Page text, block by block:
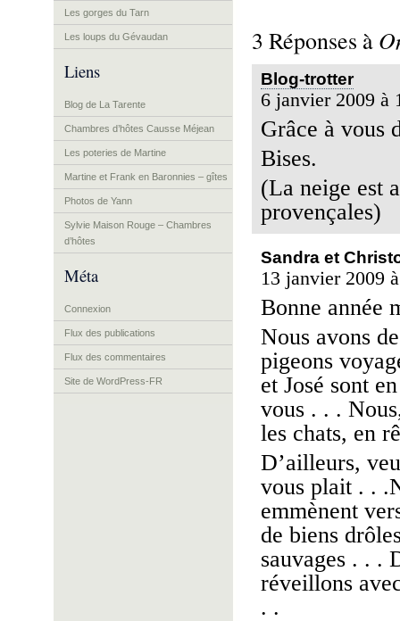
Les gorges du Tarn
Les loups du Gévaudan
Liens
Blog de La Tarente
Chambres d’hôtes Causse Méjean
Les poteries de Martine
Martine et Frank en Baronnies – gîtes
Photos de Yann
Sylvie Maison Rouge – Chambres
d’hôtes
Méta
Connexion
Flux des publications
Flux des commentaires
Site de WordPress-FR
3 Réponses à
Blog-trotter
6 janvier 2009 à
Grâce à vous
Bises.
(La neige est
provençales)
Sandra et
13 janvier 2009
Bonne année
Nous avons
pigeons
et José sont
vous . . .
les chats, en
D’ailleurs,
vous plait . .
emmènent
de biens
sauvages . . .
réveillons
. .